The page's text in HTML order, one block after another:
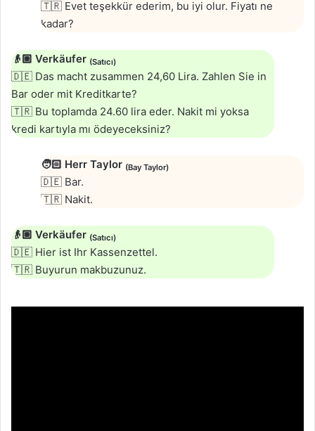
🇹🇷 Evet teşekkür ederim, bu iyi olur. Fiyatı ne
kadar?
👴🏼 Verkäufer (Satıcı)
🇩🇪 Das macht zusammen 24,60 Lira. Zahlen Sie in
Bar oder mit Kreditkarte?
🇹🇷 Bu toplamda 24.60 lira eder. Nakit mi yoksa
kredi kartıyla mı ödeyeceksiniz?
🧑🏻 Herr Taylor (Bay Taylor)
🇩🇪 Bar.
🇹🇷 Nakit.
👴🏼 Verkäufer (Satıcı)
🇩🇪 Hier ist Ihr Kassenzettel.
🇹🇷 Buyurun makbuzunuz.